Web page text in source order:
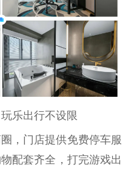
乐出行不设限
，门店提供免费停车服
配套齐全，打完游戏出